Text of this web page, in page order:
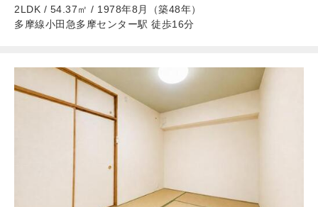
2LDK / 54.37㎡ / 1978年8月（築48年）
多摩線小田急多摩センター駅 徒歩16分